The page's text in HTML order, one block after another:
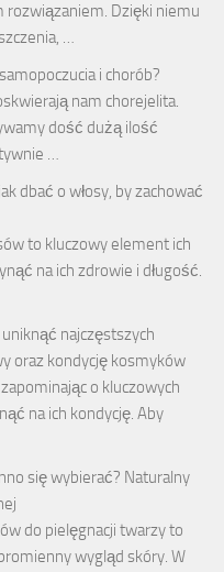
Dzięki niemu
…
i chorób?
nam chorejelita.
dość dużą ilość
…
dbać o włosy, by zachować
to kluczowy element ich
na ich zdrowie i długość.
najczęstszych
oraz kondycję kosmyków
o kluczowych
na ich kondycję. Aby
się wybierać? Naturalny
do pielęgnacji twarzy to
wygląd skóry. W